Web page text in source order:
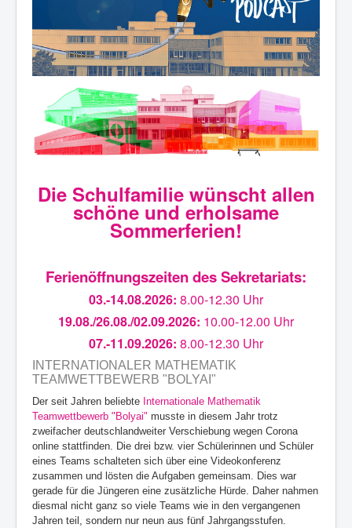
Die Schulfamilie wünscht allen
schöne und erholsame
Sommerferien!
Ferienöffnungszeiten des Sekretariats:
03.-14.08.2026: 8.00-12.30 Uhr
19.08./26.08./02.09.2026: 10.00-12.00 Uhr
07.-11.09.2026: 8.00-12.30 Uhr
INTERNATIONALER MATHEMATIK
TEAMWETTBEWERB "BOLYAI"
Der seit Jahren beliebte Internationale Mathematik
Teamwettbewerb "Bolyai" musste in diesem Jahr trotz
zweifacher deutschlandweiter Verschiebung wegen Corona
online stattfinden. Die drei bzw. vier Schülerinnen und Schüler
eines Teams schalteten sich über eine Videokonferenz
zusammen und lösten die Aufgaben gemeinsam. Dies war
gerade für die Jüngeren eine zusätzliche Hürde.
Daher nahmen
diesmal nicht ganz so viele Teams wie in den vergangenen
Jahren teil, sondern nur neun aus fünf Jahrgangsstufen.